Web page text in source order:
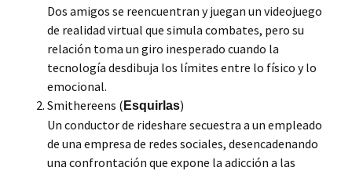
Dos amigos se reencuentran y juegan un videojuego
de realidad virtual que simula combates, pero su
relación toma un giro inesperado cuando la
tecnología desdibuja los límites entre lo físico y lo
emocional.
Smithereens ( Esquirlas)
Un conductor de rideshare secuestra a un empleado
de una empresa de redes sociales, desencadenando
una confrontación que expone la adicción a las